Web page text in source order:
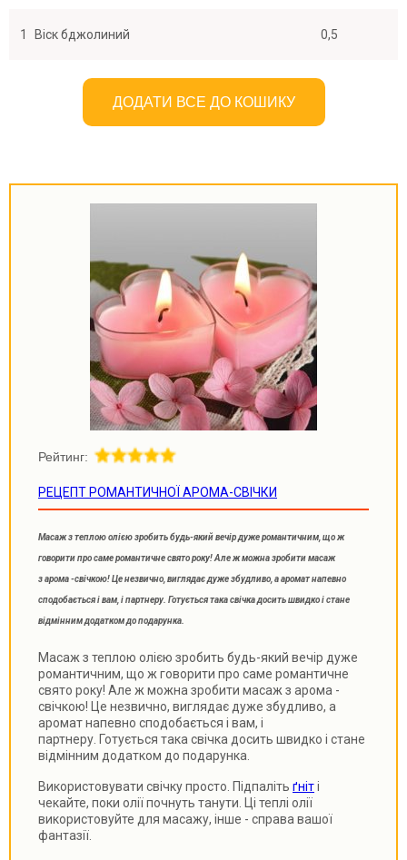
1 Віск бджолиний 0,5
ДОДАТИ ВСЕ ДО КОШИКУ
Рейтинг:
РЕЦЕПТ РОМАНТИЧНОЇ АРОМА-СВІЧКИ
Масаж з теплою олією зробить будь-який вечір дуже романтичним, що ж
говорити про саме романтичне свято року! Але ж можна зробити масаж
з арома -свічкою! Це незвично, виглядає дуже збудливо, а аромат напевно
сподобається і вам, і партнеру. Готується така свічка досить швидко і стане
відмінним додатком до подарунка.
Масаж з теплою олією зробить будь-який вечір дуже
романтичним, що ж говорити про саме романтичне
свято року! Але ж можна зробити масаж з арома -
свічкою! Це незвично, виглядає дуже збудливо, а
аромат напевно сподобається і вам, і
партнеру. Готується така свічка досить швидко і стане
відмінним додатком до подарунка.
Використовувати свічку просто. Підпаліть ґніті
чекайте, поки олії почнуть танути. Ці теплі олії
використовуйте для масажу, інше - справа вашої
фантазії.